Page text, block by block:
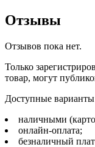
Отзывы
Отзывов пока нет.
Только
товар, могут
Доступные
наличными
онлайн-оплата;
безналичный